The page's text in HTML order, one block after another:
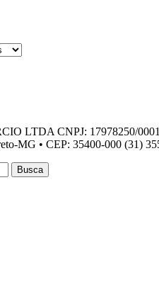
LTDA CNPJ: 17978250/
MG • CEP: 35400-000 (31)